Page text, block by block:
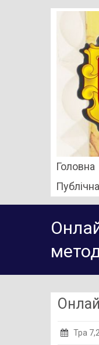
Головна
Тра